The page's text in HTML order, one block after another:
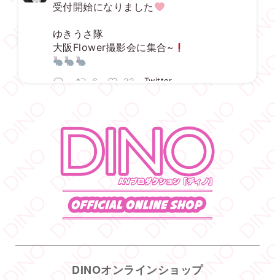
受付開始になりました
ゆきうさ隊
大阪Flower撮影会に集合~
6 22 Twitter
した
宇佐美ゆき @usayuki02 3 8月
【満枠完売】
ありがとうございます
いっぱい楽しみましょうね
DINO - ディノ／AVプロダクション リツイートされ
DINOオンラインショップ